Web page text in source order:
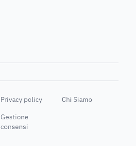
Privacy policy
Chi Siamo
Gestione
consensi